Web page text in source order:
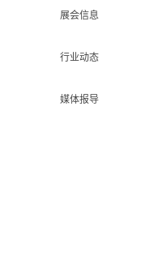
展会信息
行业动态
媒体报导